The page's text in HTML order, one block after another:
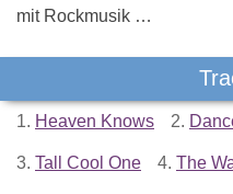
mit Rockmusik …
1. Heaven Knows 2.
3. Tall Cool One 4. The